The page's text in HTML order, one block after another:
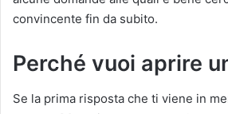
convincente fin da subito.
Perché vuoi aprire
Se la prima risposta che ti viene in